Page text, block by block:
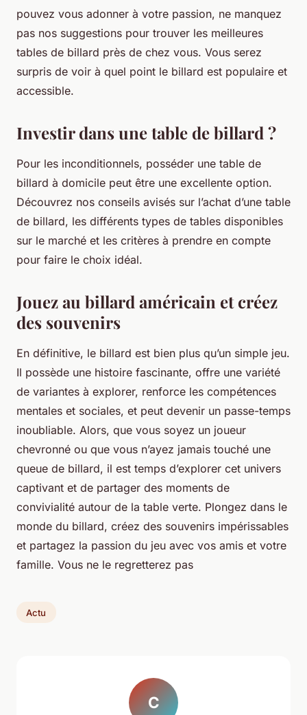
pouvez vous adonner à votre passion, ne manquez
pas nos suggestions pour trouver les meilleures
tables de billard près de chez vous. Vous serez
surpris de voir à quel point le billard est populaire et
accessible.
Investir dans une table de billard ?
Pour les inconditionnels, posséder une table de
billard à domicile peut être une excellente option.
Découvrez nos conseils avisés sur l’achat d’une table
de billard, les différents types de tables disponibles
sur le marché et les critères à prendre en compte
pour faire le choix idéal.
Jouez au billard américain et créez
des souvenirs
En définitive, le billard est bien plus qu’un simple jeu.
Il possède une histoire fascinante, offre une variété
de variantes à explorer, renforce les compétences
mentales et sociales, et peut devenir un passe-temps
inoubliable. Alors, que vous soyez un joueur
chevronné ou que vous n’ayez jamais touché une
queue de billard, il est temps d’explorer cet univers
captivant et de partager des moments de
convivialité autour de la table verte. Plongez dans le
monde du billard, créez des souvenirs impérissables
et partagez la passion du jeu avec vos amis et votre
famille. Vous ne le regretterez pas
Actu
C